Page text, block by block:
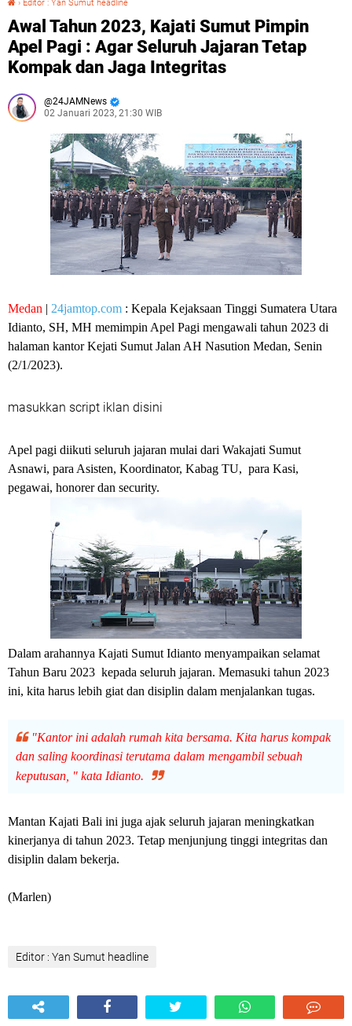
› Editor : Yan Sumut headline
Awal Tahun 2023, Kajati Sumut Pimpin
Apel Pagi : Agar Seluruh Jajaran Tetap
Kompak dan Jaga Integritas
24JAMNews
02 Januari 2023, 21:30 WIB
Medan | 24jamtop.com : Kepala Kejaksaan Tinggi Sumatera Utara
Idianto, SH, MH memimpin Apel Pagi mengawali tahun 2023 di
halaman kantor Kejati Sumut Jalan AH Nasution Medan, Senin
(2/1/2023).
masukkan script iklan disini
Apel pagi diikuti seluruh jajaran mulai dari Wakajati Sumut
Asnawi, para Asisten, Koordinator, Kabag TU, para Kasi,
pegawai, honorer dan security.
Dalam arahannya Kajati Sumut Idianto menyampaikan selamat
Tahun Baru 2023 kepada seluruh jajaran. Memasuki tahun 2023
ini, kita harus lebih giat dan disiplin dalam menjalankan tugas.
"Kantor ini adalah rumah kita bersama. Kita harus kompak
dan saling koordinasi terutama dalam mengambil sebuah
keputusan, " kata Idianto.
Mantan Kajati Bali ini juga ajak seluruh jajaran meningkatkan
kinerjanya di tahun 2023. Tetap menjunjung tinggi integritas dan
disiplin dalam bekerja.
(Marlen)
Editor : Yan Sumut headline